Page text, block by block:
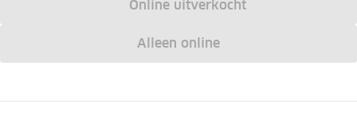
Online uitverkocht
Alleen online